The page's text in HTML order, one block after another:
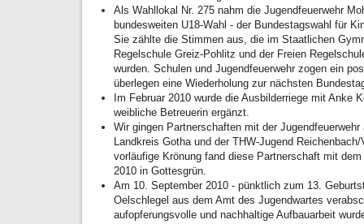
Als Wahllokal Nr. 275 nahm die Jugendfeuerwehr
bundesweiten U18-Wahl - der Bundestagswahl für
Sie zählte die Stimmen aus, die im Staatlichen
Regelschule Greiz-Pohlitz und der Freien
wurden. Schulen und Jugendfeuerwehr zogen ein
überlegen eine Wiederholung zur nächsten
Im Februar 2010 wurde die Ausbilderriege mit Anke
weibliche Betreuerin ergänzt.
Wir gingen Partnerschaften mit der
Landkreis Gotha und der THW-Jugend
vorläufige Krönung fand diese Partnerschaft mit
2010 in Gottesgrün.
Am 10. September 2010 - pünktlich zum 13.
Oelschlegel aus dem Amt des Jugendwartes
aufopferungsvolle und nachhaltige Aufbauarbeit